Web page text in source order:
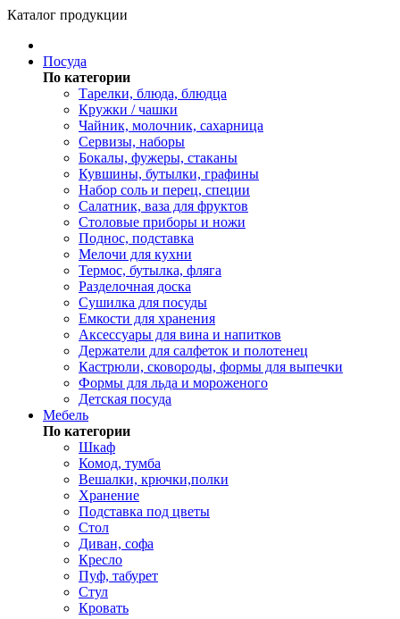
Каталог продукции
Посуда
По категории
Тарелки, блюда, блюдца
Кружки / чашки
Чайник, молочник, сахарница
Сервизы, наборы
Бокалы, фужеры, стаканы
Кувшины, бутылки, графины
Набор соль и перец, специи
Салатник, ваза для фруктов
Столовые приборы и ножи
Поднос, подставка
Мелочи для кухни
Термос, бутылка, фляга
Разделочная доска
Сушилка для посуды
Емкости для хранения
Аксессуары для вина и напитков
Держатели для салфеток и полотенец
Кастрюли, сковороды, формы для выпечки
Формы для льда и мороженого
Детская посуда
Мебель
По категории
Шкаф
Комод, тумба
Вешалки, крючки,полки
Хранение
Подставка под цветы
Стол
Диван, софа
Кресло
Пуф, табурет
Стул
Кровать